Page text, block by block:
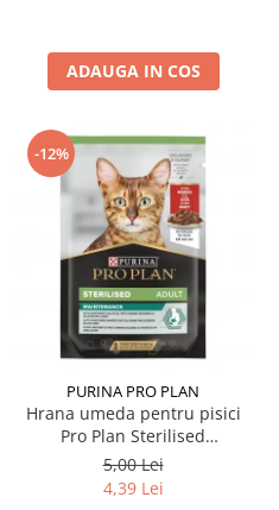
ADAUGA IN COS
-12%
PURINA PRO PLAN
Hrana umeda pentru pisici
Pro Plan Sterilised
Nutrisavour cu vita 85 gr
5,00 Lei
4,39 Lei